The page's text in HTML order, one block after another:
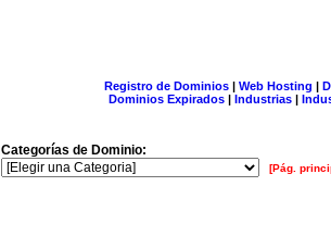
Registro de Dominios| Web Hosting |
Dominios Expirados | Industrias |
Categorías de Dominio:
[Pág.